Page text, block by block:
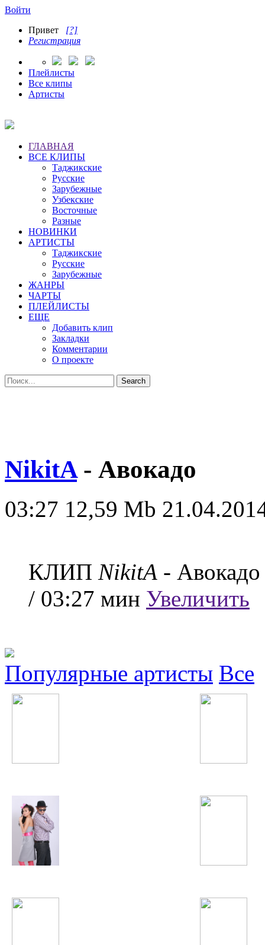
Войти
Привет [?]
Регистрация
Плейлисты
Все клипы
Артисты
ГЛАВНАЯ
ВСЕ КЛИПЫ
Таджикские
Русские
Зарубежные
Узбекские
Восточные
Разные
НОВИНКИ
АРТИСТЫ
Таджикские
Русские
Зарубежные
ЖАНРЫ
ЧАРТЫ
ПЛЕЙЛИСТЫ
ЕЩЕ
Добавить клип
Закладки
Комментарии
О проекте
NikitA- Авокадо
03:27 12,59 Mb
КЛИП NikitA - Авокадо
/ 03:27 мин Увеличить
Популярные артисты Все